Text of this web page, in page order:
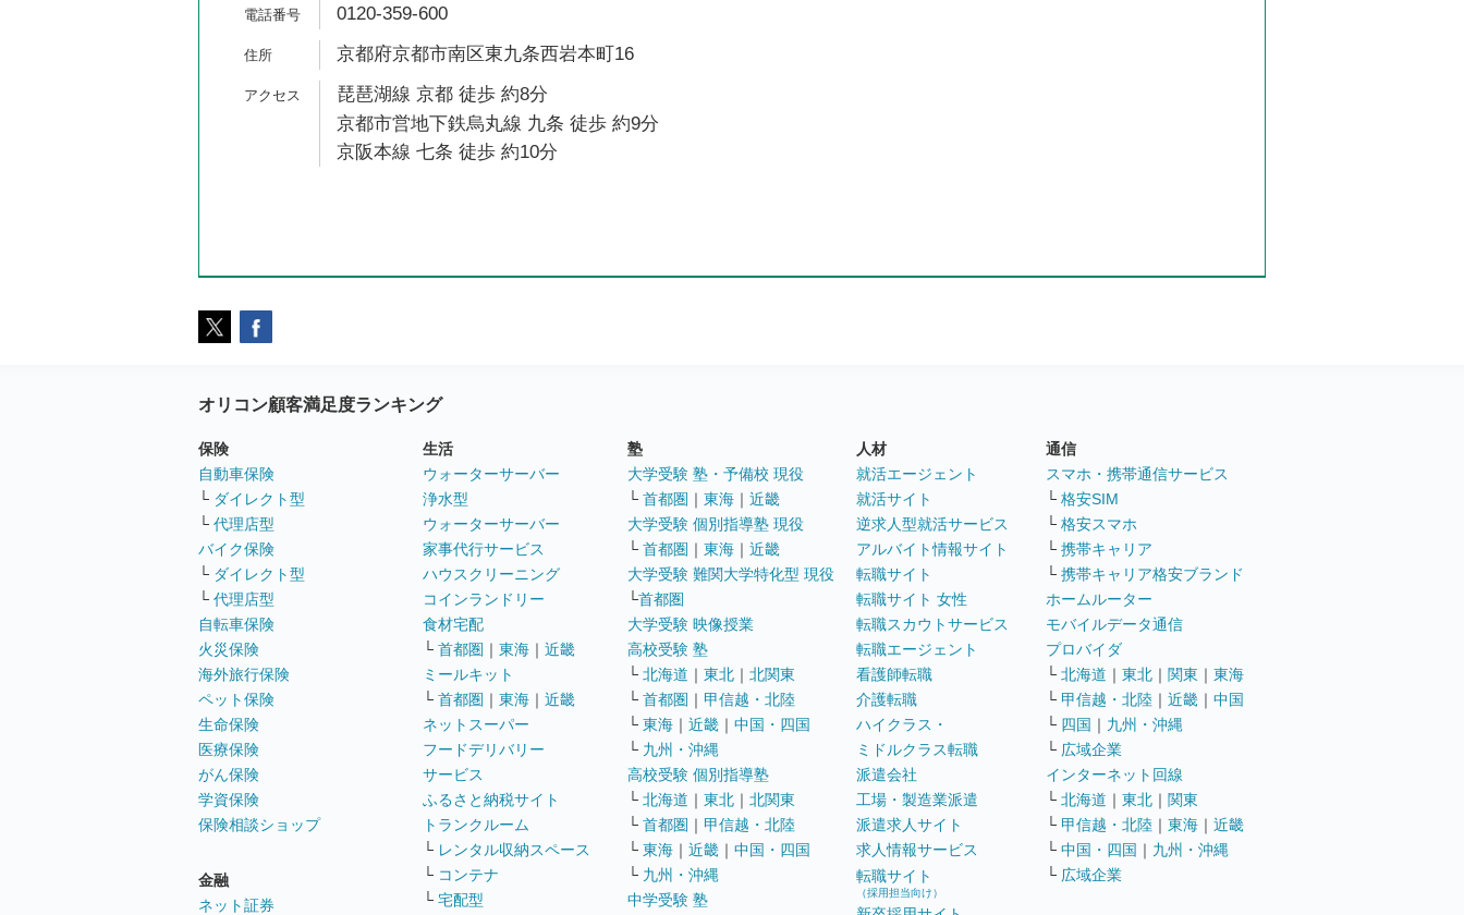
0120-359-600
京都府京都市南区東九条西岩本町16
琵琶湖線 京都 徒歩 約8分
京都市営地下鉄烏丸線 九条 徒歩 約9分
京阪本線 七条 徒歩 約10分
オリコン顧客満足度ランキング
保険
自動車保険
└ ダイレクト型
└ 代理店型
バイク保険
└ ダイレクト型
└ 代理店型
自転車保険
火災保険
海外旅行保険
ペット保険
生命保険
医療保険
がん保険
学資保険
保険相談ショップ
金融
ネット証券
生活
ウォーターサーバー
浄水型
ウォーターサーバー
家事代行サービス
ハウスクリーニング
コインランドリー
食材宅配
└ 首都圏 ｜ 東海 ｜ 近畿
ミールキット
└ 首都圏 ｜ 東海 ｜ 近畿
ネットスーパー
フードデリバリー
サービス
ふるさと納税サイト
トランクルーム
└ レンタル収納スペース
└ コンテナ
└ 宅配型
塾
大学受験 塾・予備校 現役
└ 首都圏 ｜ 東海 ｜ 近畿
大学受験 個別指導塾 現役
└ 首都圏 ｜ 東海 ｜ 近畿
大学受験 難関大学特化型 現役
└首都圏
大学受験 映像授業
高校受験 塾
└ 北海道 ｜ 東北 ｜ 北関東
└ 首都圏 ｜ 甲信越・北陸
└ 東海 ｜ 近畿 ｜ 中国・四国
└ 九州・沖縄
高校受験 個別指導塾
└ 北海道 ｜ 東北 ｜ 北関東
└ 首都圏 ｜ 甲信越・北陸
└ 東海 ｜ 近畿 ｜ 中国・四国
└ 九州・沖縄
中学受験 塾
人材
就活エージェント
就活サイト
逆求人型就活サービス
アルバイト情報サイト
転職サイト
転職サイト 女性
転職スカウトサービス
転職エージェント
看護師転職
介護転職
ハイクラス・
ミドルクラス転職
派遣会社
工場・製造業派遣
派遣求人サイト
求人情報サービス
転職サイト
（採用担当向け）
通信
スマホ・携帯通信サービス
└ 格安SIM
└ 格安スマホ
└ 携帯キャリア
└ 携帯キャリア格安ブランド
ホームルーター
モバイルデータ通信
プロバイダ
└ 北海道 ｜ 東北 ｜ 関東 ｜ 東海
└ 甲信越・北陸 ｜ 近畿 ｜ 中国
└ 四国 ｜ 九州・沖縄
└ 広域企業
インターネット回線
└ 北海道 ｜ 東北 ｜ 関東
└ 甲信越・北陸 ｜ 東海 ｜ 近畿
└ 中国・四国 ｜ 九州・沖縄
└ 広域企業